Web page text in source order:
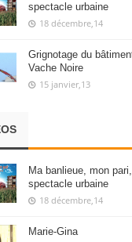
spectacle urbaine
18 décembre,14
Grignotage du
Vache Noire
15 janvier,13
Ma banlieue, mon
spectacle urbaine
18 décembre,14
Marie-Gina